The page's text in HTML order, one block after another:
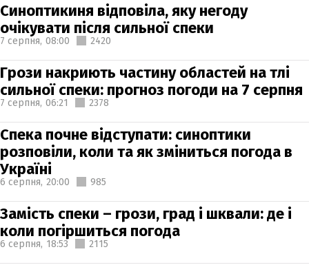
Синоптикиня відповіла, яку негоду
очікувати після сильної спеки
7 серпня, 08:00 2420
Грози накриють частину областей на тлі
сильної спеки: прогноз погоди на 7 серпня
7 серпня, 06:21 2378
Спека почне відступати: синоптики
розповіли, коли та як зміниться погода в
Україні
6 серпня, 20:00 985
Замість спеки – грози, град і шквали: де і
коли погіршиться погода
6 серпня, 18:53 2115